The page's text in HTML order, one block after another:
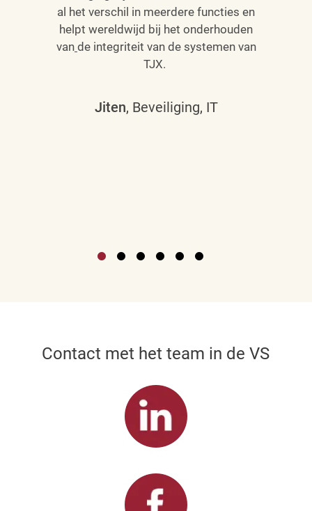
al het verschil in meerdere functies en
helpt wereldwijd bij het onderhouden
van de integriteit van de systemen van
TJX.
Jiten, Beveiliging, IT
Contact met het team in de VS